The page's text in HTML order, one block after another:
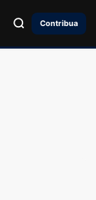
Contribua